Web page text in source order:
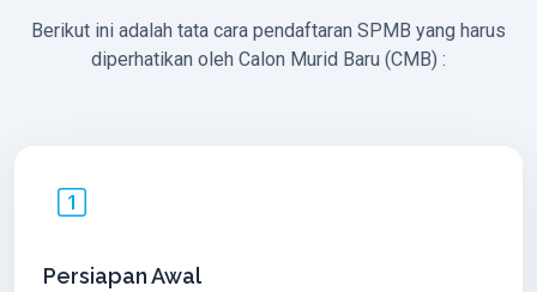
Berikut ini adalah tata cara pendaftaran SPMB yang harus
diperhatikan oleh Calon Murid Baru (CMB) :
Persiapan Awal